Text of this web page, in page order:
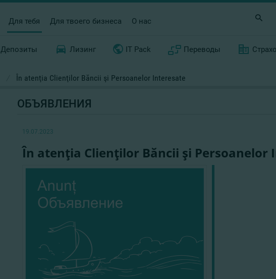
Для тебя Для твоего бизнеса О нас
Депозиты Лизинг IT Pack Переводы
În atenţia Clienţilor Băncii şi Persoanelor Interesate
ОБЪЯВЛЕНИЯ
19.07.2023
În atenţia Clienţilor Băncii şi Persoanelor